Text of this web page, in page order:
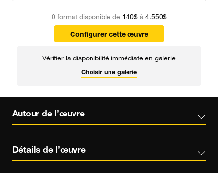
0 format disponible de 140$à 4.550$
Configurer cette œuvre
Vérifier la disponibilité immédiate en galerie
Choisir une galerie
Autour de l’œuvre
Détails de l’œuvre